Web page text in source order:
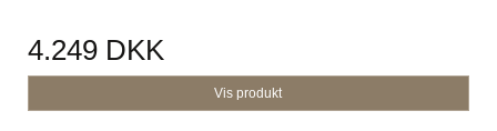
4.249 DKK
Vis produkt